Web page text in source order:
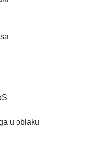
u oblaku